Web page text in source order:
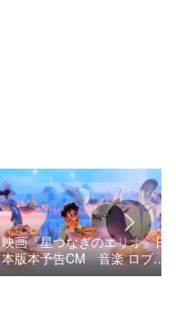
映画『星つなぎのエリオ』日
本版本予告CM 音楽 ロブ・
シモンセン /